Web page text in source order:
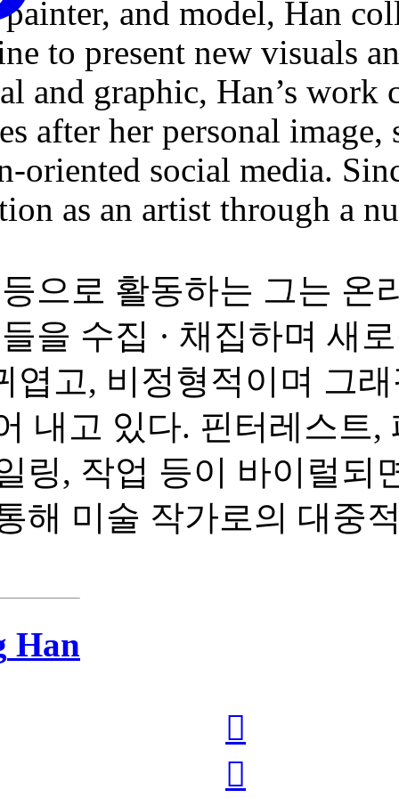
and model, Han
to present new visuals
and graphic, Han’s work
after her personal
oriented social media.
as an artist through a
으로 활동하는 그는 온
을 수집 · 채집하며 새
고, 비정형적이며 그
내고 있다. 핀터레스트,
링, 작업 등이 바이럴되
해 미술 작가로의 대중
Han
︎
︎